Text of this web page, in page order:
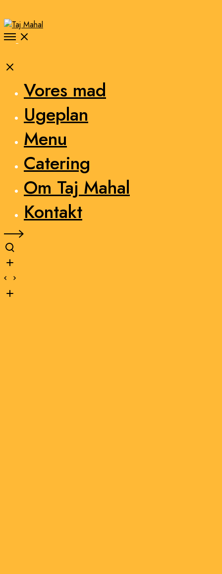
Open
Close
Vores mad
Ugeplan
Menu
Catering
Om Taj Mahal
Kontakt